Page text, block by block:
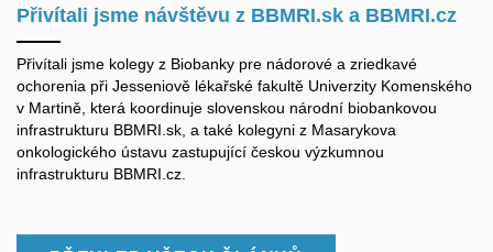
Přivítali jsme návštěvu z BBMRI.sk a BBMRI.cz
Přivítali jsme kolegy z Biobanky pre nádorové a zriedkavé
ochorenia při Jesseniově lékařské fakultě Univerzity Komenského
v Martině, která koordinuje slovenskou národní biobankovou
infrastrukturu BBMRI.sk, a také kolegyni z Masarykova
onkologického ústavu zastupující českou výzkumnou
infrastrukturu BBMRI.cz.